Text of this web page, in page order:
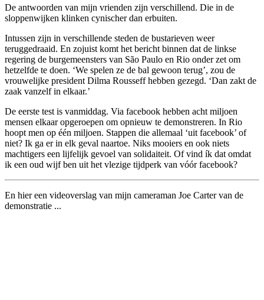
De antwoorden van mijn vrienden zijn verschillend. Die in de
sloppenwijken klinken cynischer dan erbuiten.
Intussen zijn in verschillende steden de bustarieven weer
teruggedraaid. En zojuist komt het bericht binnen dat de linkse
regering de burgemeensters van São Paulo en Rio onder zet om
hetzelfde te doen. ‘We spelen ze de bal gewoon terug’, zou de
vrouwelijke president Dilma Rousseff hebben gezegd. ‘Dan zakt de
zaak vanzelf in elkaar.’
De eerste test is vanmiddag. Via facebook hebben acht miljoen
mensen elkaar opgeroepen om opnieuw te demonstreren. In Rio
hoopt men op één miljoen. Stappen die allemaal ‘uit facebook’ of
niet? Ik ga er in elk geval naartoe. Niks mooiers en ook niets
machtigers een lijfelijk gevoel van solidaiteit. Of vind ík dat omdat
ik een oud wijf ben uit het vlezige tijdperk van vóór facebook?
En hier een videoverslag van mijn cameraman Joe Carter van de
demonstratie ...